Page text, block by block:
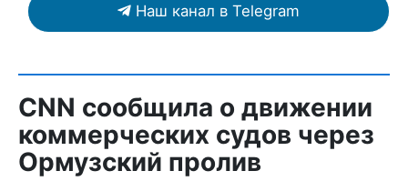
Наш канал в Telegram
CNN сообщила о движении
коммерческих судов через
Ормузский пролив